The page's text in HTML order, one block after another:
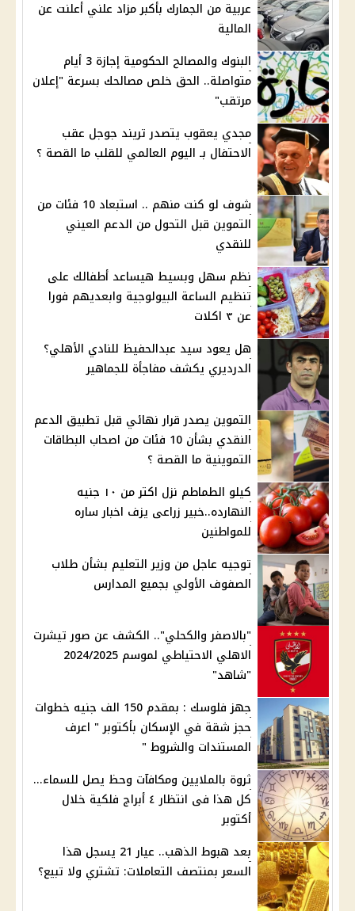
عربية من الجمارك بأكبر مزاد علني أعلنت عن
المالية
البنوك والمصالح الحكومية إجازة 3 أيام
متواصلة.. الحق خلص مصالحك بسرعة "إعلان
مرتقب"
مجدي يعقوب يتصدر تريند جوجل عقب
الاحتفال بـ اليوم العالمي للقلب ما القصة ؟
شوف لو كنت منهم .. استبعاد 10 فئات من
التموين قبل التحول من الدعم العيني
للنقدي
نظم سهل وبسيط هيساعد أطفالك على
تنظيم الساعة البيولوجية وابعديهم فورا
عن ٣ اكلات
هل يعود سيد عبدالحفيظ للنادي الأهلي؟
الدرديري يكشف مفاجأة للجماهير
التموين يصدر قرار نهائي قبل تطبيق الدعم
النقدي بشأن 10 فئات من اصحاب البطاقات
التموينية ما القصة ؟
كيلو الطماطم نزل اكتر من ١٠ جنيه
النهارده..خبير زراعى يزف اخبار ساره
للمواطنين
توجيه عاجل من وزير التعليم بشأن طلاب
الصفوف الأولي بجميع المدارس
"بالاصفر والكحلي".. الكشف عن صور تيشرت
الاهلي الاحتياطي لموسم 2024/2025
"شاهد"
جهز فلوسك : بمقدم 150 الف جنيه خطوات
حجز شقة في الإسكان بأكتوبر " اعرف
المستندات والشروط "
ثروة بالملايين ومكافآت وحظ يصل للسماء...
كل هذا فى انتظار ٤ أبراج فلكية خلال
أكتوبر
بعد هبوط الذهب.. عيار 21 يسجل هذا
السعر بمنتصف التعاملات: تشتري ولا تبيع؟